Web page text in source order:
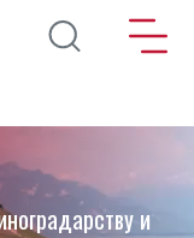
основному содержанию
и